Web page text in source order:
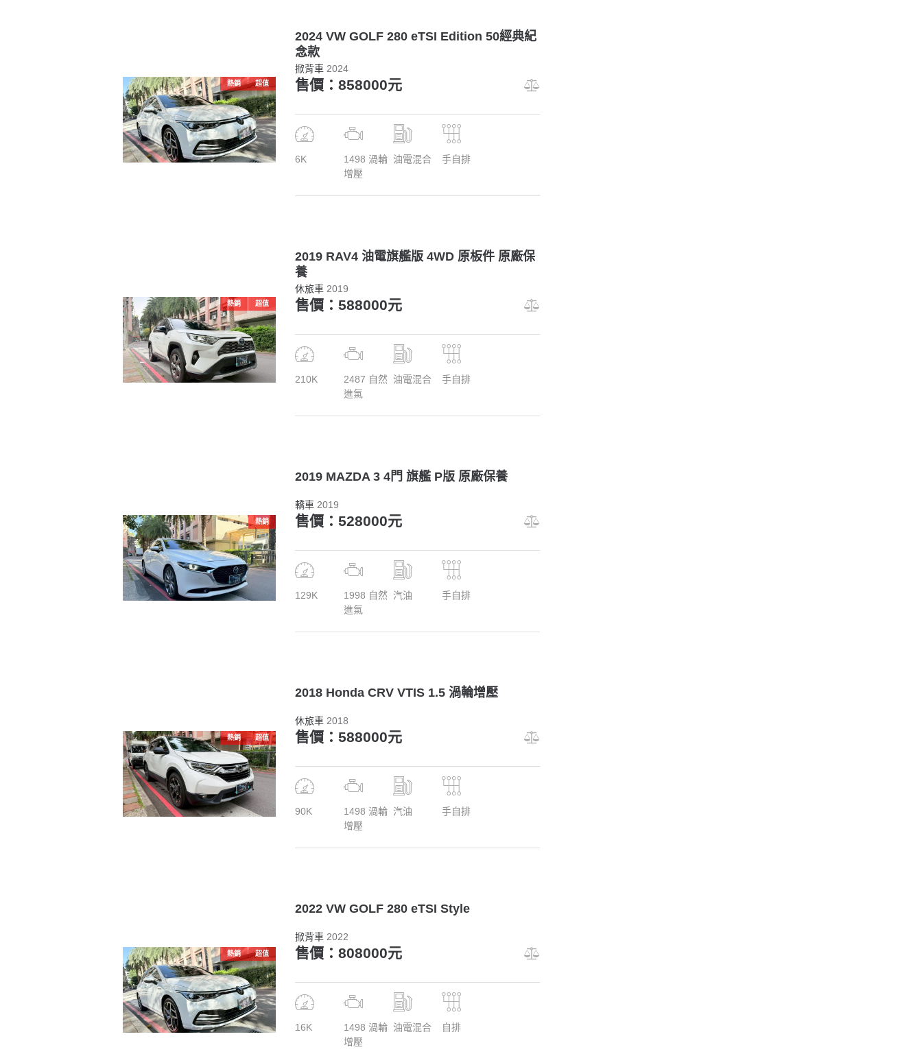
熱銷 超值
2024 VW GOLF 280 eTSI Edition 50經典紀
念款
掀背車 2024
售價：858000元
6K
1498 渦輪
增壓
油電混合 手自排
熱銷 超值
2019 RAV4 油電旗艦版 4WD 原板件 原廠保
養
休旅車 2019
售價：588000元
210K
2487 自然
進氣
油電混合 手自排
熱銷
2019 MAZDA 3 4門 旗艦 P版 原廠保養
轎車 2019
售價：528000元
129K
1998 自然
進氣
汽油 手自排
熱銷 超值
2018 Honda CRV VTIS 1.5 渦輪增壓
休旅車 2018
售價：588000元
90K
1498 渦輪
增壓
汽油 手自排
熱銷 超值
2022 VW GOLF 280 eTSI Style
掀背車 2022
售價：808000元
16K
1498 渦輪
增壓
油電混合 自排